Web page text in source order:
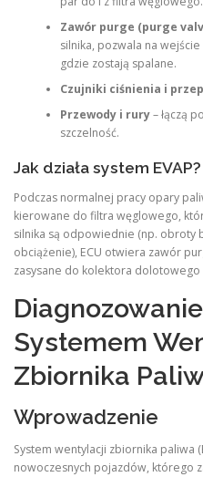
Zawór purge (purge
silnika, pozwala na
gdzie zostają spalane.
Czujniki ciśnienia i
Przewody i rury– łączą
szczelność.
Jak działa system EVAP?
Podczas normalnej pracy opary
kierowane do filtra węglowego,
silnika są odpowiednie (np. obroty
obciążenie), ECU otwiera zawór
zasysane do kolektora dolotowego
Systemem
Zbiornika
Wprowadzenie
System wentylacji zbiornika paliwa
nowoczesnych pojazdów, którego